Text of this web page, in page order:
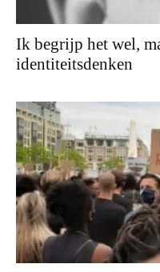
Ik begrijp het wel,
identiteitsdenken